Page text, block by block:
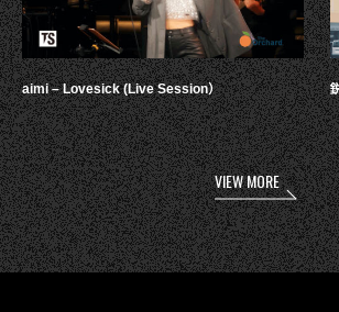
aimi – Lovesick (Live Session）
VIEW MORE